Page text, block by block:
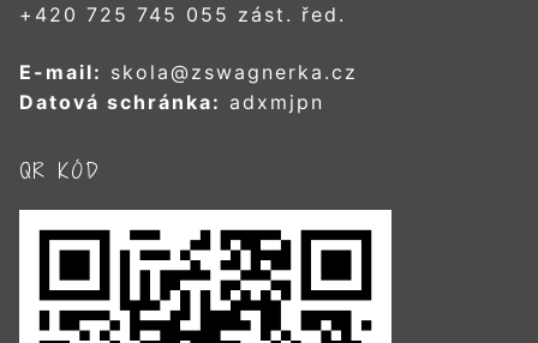
+420 725 745 055 zást. řed.
E-mail: skola@zswagnerka.cz
Datová schránka: adxmjpn
QR KÓD